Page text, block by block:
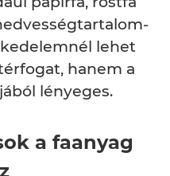
lehet
hanem a
lényeges.
a faanyag